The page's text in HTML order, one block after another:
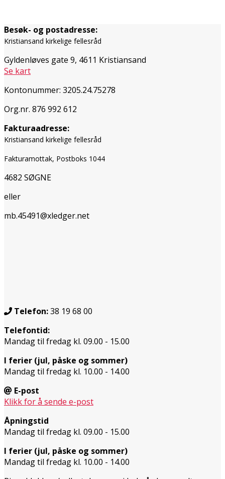
Besøk- og postadresse:
Kristiansand kirkelige fellesråd
Gyldenløves gate 9, 4611 Kristiansand
Se kart
Kontonummer: 3205.24.75278
Org.nr. 876 992 612
Fakturaadresse:
Kristiansand kirkelige fellesråd
Fakturamottak, Postboks 1044
4682 SØGNE
eller
mb.45491@xledger.net
Telefon:38 19 68 00
Telefontid:
Mandag til fredag kl. 09.00 - 15.00
I ferier (jul, påske og sommer)
Mandag til fredag kl. 10.00 - 14.00
E-post
Klikk for å sende e-post
Åpningstid
Mandag til fredag kl. 09.00 - 15.00
I ferier (jul, påske og sommer)
Mandag til fredag kl. 10.00 - 14.00